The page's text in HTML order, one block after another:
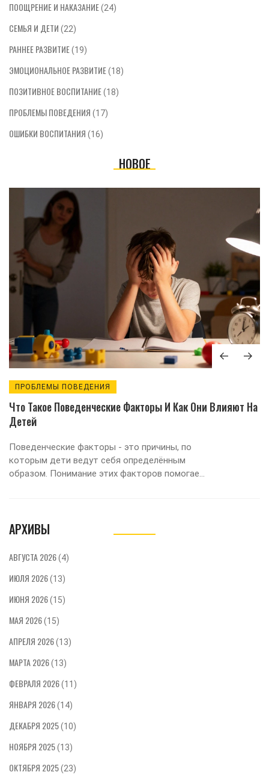
ПООЩРЕНИЕ И НАКАЗАНИЕ(24)
СЕМЬЯ И ДЕТИ (22)
РАННЕЕ РАЗВИТИЕ(19)
ЭМОЦИОНАЛЬНОЕ РАЗВИТИЕ(18)
ПОЗИТИВНОЕ ВОСПИТАНИЕ(18)
ПРОБЛЕМЫ ПОВЕДЕНИЯ (17)
ОШИБКИ ВОСПИТАНИЯ (16)
НОВОЕ
ПРОБЛЕМЫ ПОВЕДЕНИЯ
Что Такое Поведенческие Факторы И Как Они Влияют На
Детей
Поведенческие факторы - это причины, по
которым дети ведут себя определённым
образом. Понимание этих факторов помогает
агрессией и непослушанием.
АРХИВЫ
АВГУСТА 2026(4)
ИЮЛЯ 2026(13)
ИЮНЯ 2026(15)
МАЯ 2026(15)
АПРЕЛЯ 2026(13)
МАРТА 2026(13)
ФЕВРАЛЯ 2026(11)
ЯНВАРЯ 2026(14)
ДЕКАБРЯ 2025(10)
НОЯБРЯ 2025(13)
ОКТЯБРЯ 2025(23)